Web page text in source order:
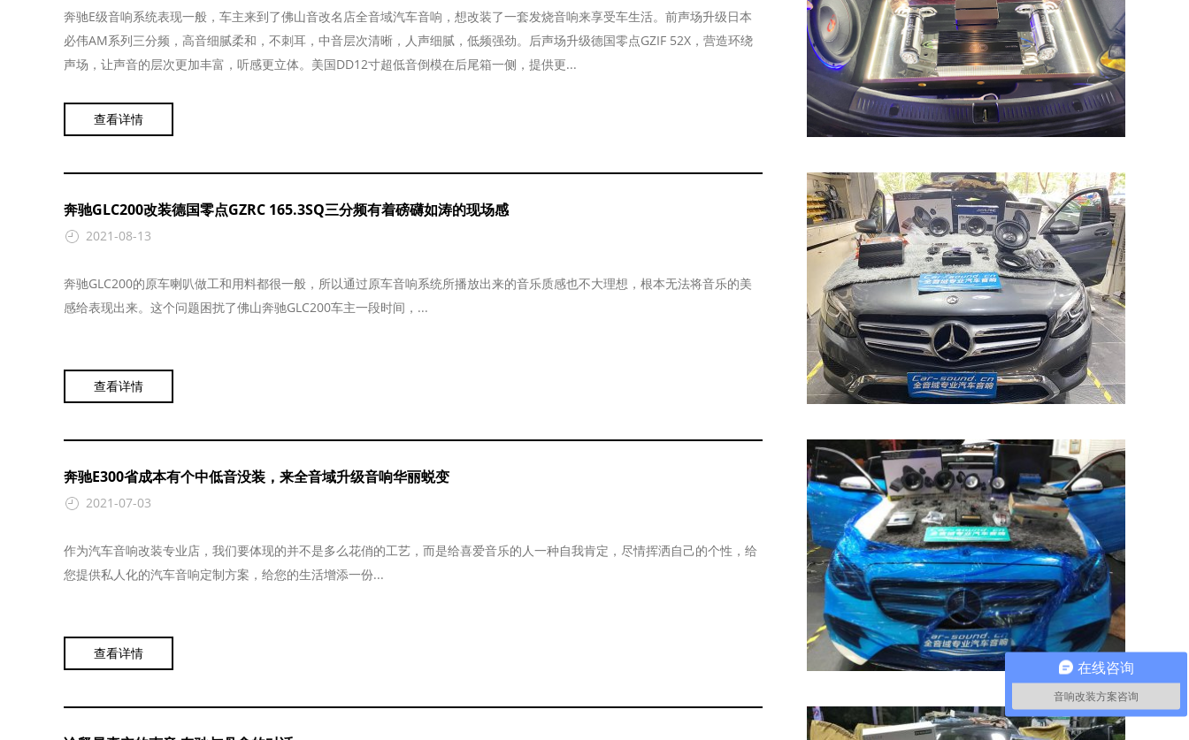
奔驰E级音响系统表现一般，车主来到了佛山音改名店全音域汽车音响，想改装了一套发烧音响来享受车生活。前声场升级日本
必伟AM系列三分频，高音细腻柔和，不刺耳，中音层次清晰，人声细腻，低频强劲。后声场升级德国零点GZIF 52X，营造环绕
声场，让声音的层次更加丰富，听感更立体。美国DD12寸超低音倒模在后尾箱一侧，提供更...
查看详情
奔驰GLC200改装德国零点GZRC 165.3SQ三分频有着磅礴如涛的现场感
2021-08-13
奔驰GLC200的原车喇叭做工和用料都很一般，所以通过原车音响系统所播放出来的音乐质感也不大理想，根本无法将音乐的美
感给表现出来。这个问题困扰了佛山奔驰GLC200车主一段时间，...
查看详情
奔驰E300省成本有个中低音没装，来全音域升级音响华丽蜕变
2021-07-03
作为汽车音响改装专业店，我们要体现的并不是多么花俏的工艺，而是给喜爱音乐的人一种自我肯定，尽情挥洒自己的个性，给
您提供私人化的汽车音响定制方案，给您的生活增添一份...
查看详情
在线咨询
音响改装方案咨询